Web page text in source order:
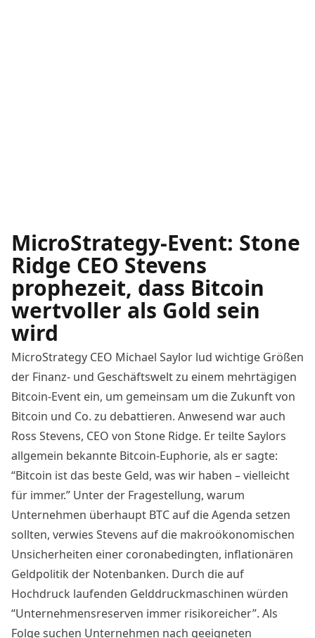
MicroStrategy-Event: Stone
Ridge CEO Stevens
prophezeit, dass Bitcoin
wertvoller als Gold sein
wird
MicroStrategy CEO Michael Saylor lud wichtige Größen
der Finanz- und Geschäftswelt zu einem mehrtägigen
Bitcoin-Event ein, um gemeinsam um die Zukunft von
Bitcoin und Co. zu debattieren. Anwesend war auch
Ross Stevens, CEO von Stone Ridge. Er teilte Saylors
allgemein bekannte Bitcoin-Euphorie, als er sagte:
“Bitcoin ist das beste Geld, was wir haben – vielleicht
für immer.” Unter der Fragestellung, warum
Unternehmen überhaupt BTC auf die Agenda setzen
sollten, verwies Stevens auf die makroökonomischen
Unsicherheiten einer coronabedingten, inflationären
Geldpolitik der Notenbanken. Durch die auf
Hochdruck laufenden Gelddruckmaschinen würden
“Unternehmensreserven immer risikoreicher”. Als
Folge suchen Unternehmen nach geeigneten